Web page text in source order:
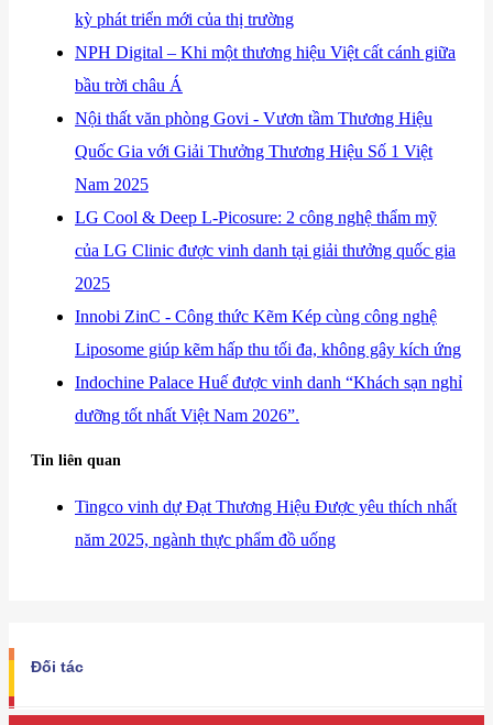
kỳ phát triển mới của thị trường
​NPH Digital – Khi một thương hiệu Việt cất cánh giữa
bầu trời châu Á
​Nội thất văn phòng Govi - Vươn tầm Thương Hiệu
Quốc Gia với Giải Thưởng Thương Hiệu Số 1 Việt
Nam 2025
​LG Cool & Deep L-Picosure: 2 công nghệ thẩm mỹ
của LG Clinic được vinh danh tại giải thưởng quốc gia
2025
​Innobi ZinC - Công thức Kẽm Kép cùng công nghệ
Liposome giúp kẽm hấp thu tối đa, không gây kích ứng
​Indochine Palace Huế được vinh danh “Khách sạn nghỉ
dưỡng tốt nhất Việt Nam 2026”.
Tin liên quan
​Tingco vinh dự Đạt Thương Hiệu Được yêu thích nhất
năm 2025, ngành thực phẩm đồ uống
Đối tác